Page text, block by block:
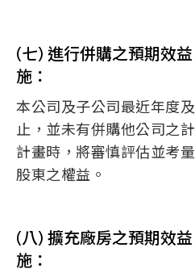
(七) 進行併購之預期效
施：
本公司及子公司最近年度
止，並未有併購他公司之
計畫時，將審慎評估並考
股東之權益。
(八) 擴充廠房之預期效
施：